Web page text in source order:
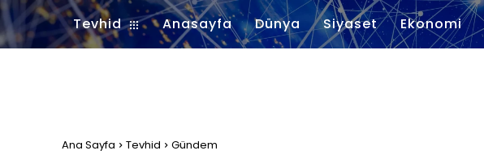
Tevhid Anasayfa Dünya Siyaset Ekonomi
Ana Sayfa Tevhid Gündem